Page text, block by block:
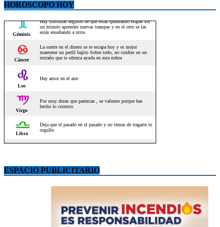
HOROSCOPO HOY
ESPACIO PUBLICITARIO